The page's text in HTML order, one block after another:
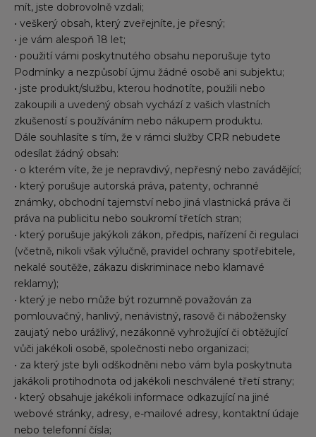
mít, jste dobrovolně vzdali;
• veškerý obsah, který zveřejníte, je přesný;
• je vám alespoň 18 let;
• použití vámi poskytnutého obsahu neporušuje tyto
Podmínky a nezpůsobí újmu žádné osobě ani subjektu;
• jste produkt/službu, kterou hodnotíte, použili nebo
zakoupili a uvedený obsah vychází z vašich vlastních
zkušeností s používáním nebo nákupem produktu.
Dále souhlasíte s tím, že v rámci služby CRR nebudete
odesílat žádný obsah:
• o kterém víte, že je nepravdivý, nepřesný nebo zavádějící;
• který porušuje autorská práva, patenty, ochranné
známky, obchodní tajemství nebo jiná vlastnická práva či
práva na publicitu nebo soukromí třetích stran;
• který porušuje jakýkoli zákon, předpis, nařízení či regulaci
(včetně, nikoli však výlučně, pravidel ochrany spotřebitele,
nekalé soutěže, zákazu diskriminace nebo klamavé
reklamy);
• který je nebo může být rozumně považován za
pomlouvačný, hanlivý, nenávistný, rasově či nábožensky
zaujatý nebo urážlivý, nezákonně vyhrožující či obtěžující
vůči jakékoli osobě, společnosti nebo organizaci;
• za který jste byli odškodněni nebo vám byla poskytnuta
jakákoli protihodnota od jakékoli neschválené třetí strany;
• který obsahuje jakékoli informace odkazující na jiné
webové stránky, adresy, e‑mailové adresy, kontaktní údaje
nebo telefonní čísla;